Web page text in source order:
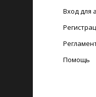
Вход для
Помощь